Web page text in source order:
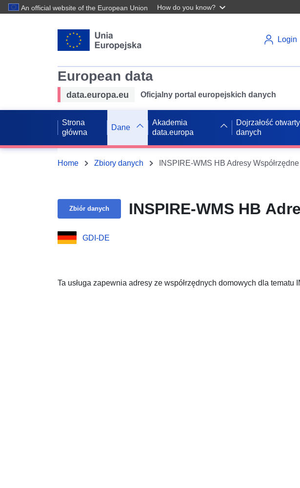
An official website of the European Union How do you know?
Login
European data
data.europa.eu Oficjalny portal europejskich danych
Strona
główna
Dane
Akademia
data.europa
Dojrzałość
danych
Home Zbiory danych INSPIRE-WMS HB Adresy
Zbiór danych INSPIRE-WMS HB
GDI-DE
Ta usługa zapewnia adresy ze współrzędnych domowych dla tematu